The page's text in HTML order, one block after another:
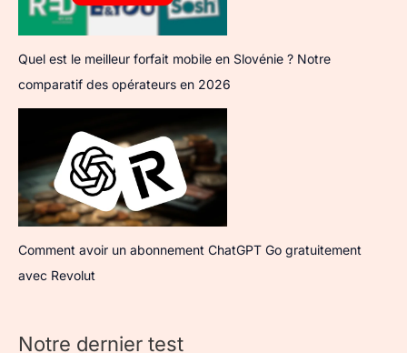
Quel est le meilleur forfait mobile en Slovénie ? Notre
comparatif des opérateurs en 2026
Comment avoir un abonnement ChatGPT Go gratuitement
avec Revolut
Notre dernier test